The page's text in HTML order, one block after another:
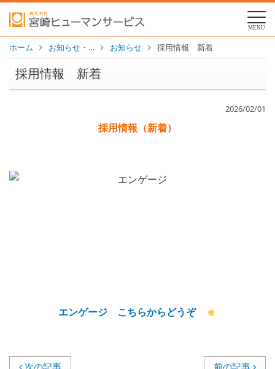
MENU
ホーム お知らせ・… お知らせ 採用情報 新着
採用情報 新着
2026/02/01
採用情報（新着）
エンゲージ こちらからどうぞ
次の記事 前の記事